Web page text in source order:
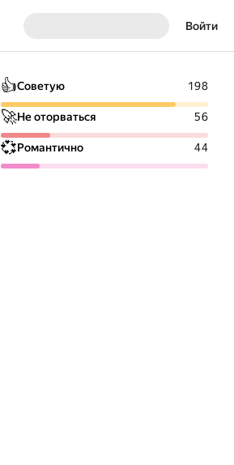
Войти
👍Советую 198
🚀Не оторваться 56
💞Романтично 44